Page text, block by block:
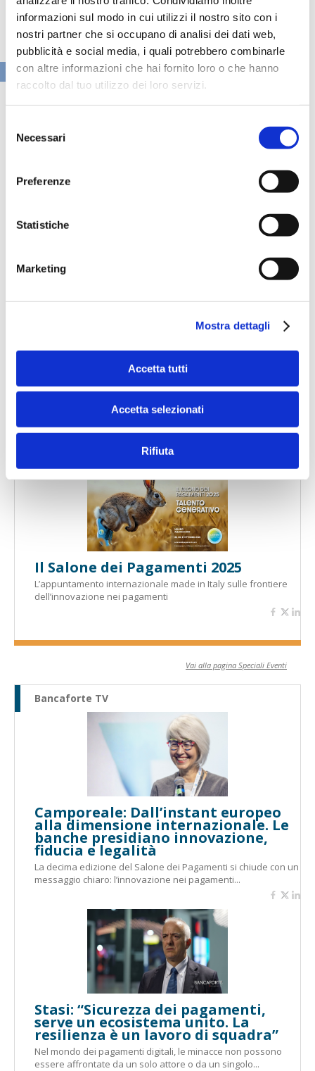
informazioni sul modo in cui utilizzi il nostro sito con i
nostri partner che si occupano di analisi dei dati web,
pubblicità e social media, i quali potrebbero combinarle
con altre informazioni che hai fornito loro o che hanno
raccolto dal tuo utilizzo dei loro servizi.
delNecessari
Preferenze
Statistiche
Marketing
Mostra dettagli
Accetta tutti
Accetta selezionati
Rifiuta
VAI ALLA SEZIONE BANCHE NEWS
Banche per l'inclusione
Il Salone dei Pagamenti 2025
L’appuntamento internazionale made in Italy sulle frontiere
dell’innovazione nei pagamenti
Vai alla pagina Speciali Eventi
Bancaforte TV
Camporeale: Dall’instant europeo
alla dimensione internazionale. Le
banche presidiano innovazione,
fiducia e legalità
La decima edizione del Salone dei Pagamenti si chiude con un
messaggio chiaro: l’innovazione nei pagamenti...
Stasi: “Sicurezza dei pagamenti,
serve un ecosistema unito. La
resilienza è un lavoro di squadra”
Nel mondo dei pagamenti digitali, le minacce non possono
essere affrontate da un solo attore o da un singolo...